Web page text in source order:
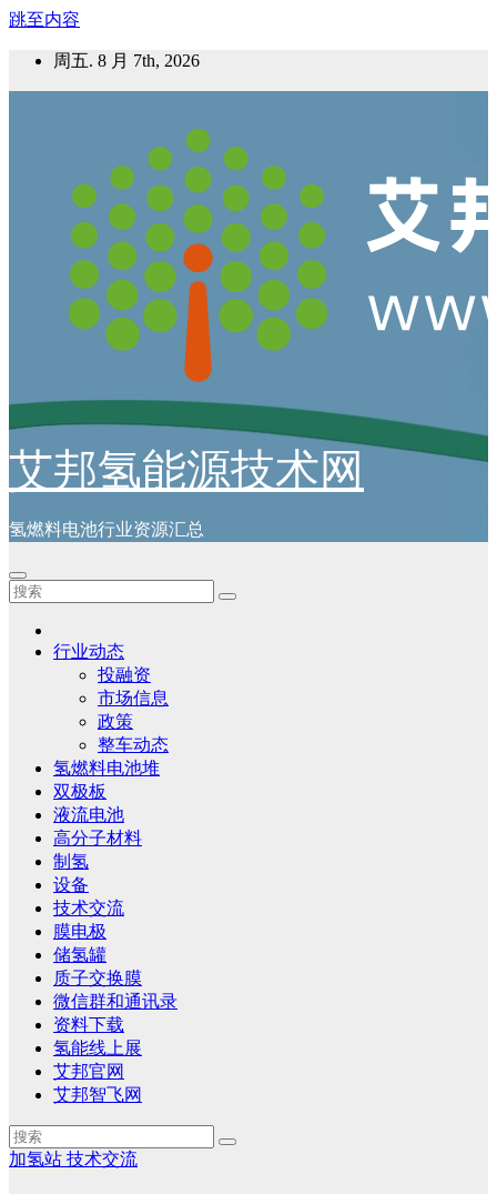
跳至内容
周五. 8 月 7th, 2026
艾邦氢能源技术网
氢燃料电池行业资源汇总
行业动态
投融资
市场信息
政策
整车动态
氢燃料电池堆
双极板
液流电池
高分子材料
制氢
设备
技术交流
膜电极
储氢罐
质子交换膜
微信群和通讯录
资料下载
氢能线上展
艾邦官网
艾邦智飞网
加氢站 技术交流